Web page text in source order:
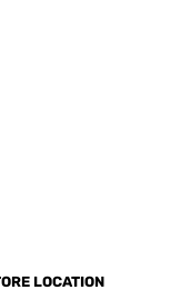
LOCATION